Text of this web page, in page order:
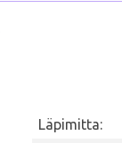
Läpimitta: